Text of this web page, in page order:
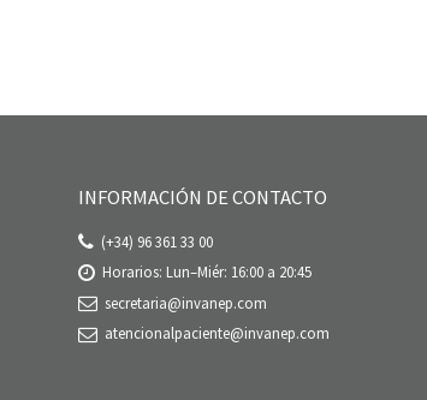
INFORMACIÓN DE CONTACTO
(+34) 96 361 33 00
Horarios: Lun–Miér: 16:00 a 20:45
secretaria@invanep.com
atencionalpaciente@invanep.com